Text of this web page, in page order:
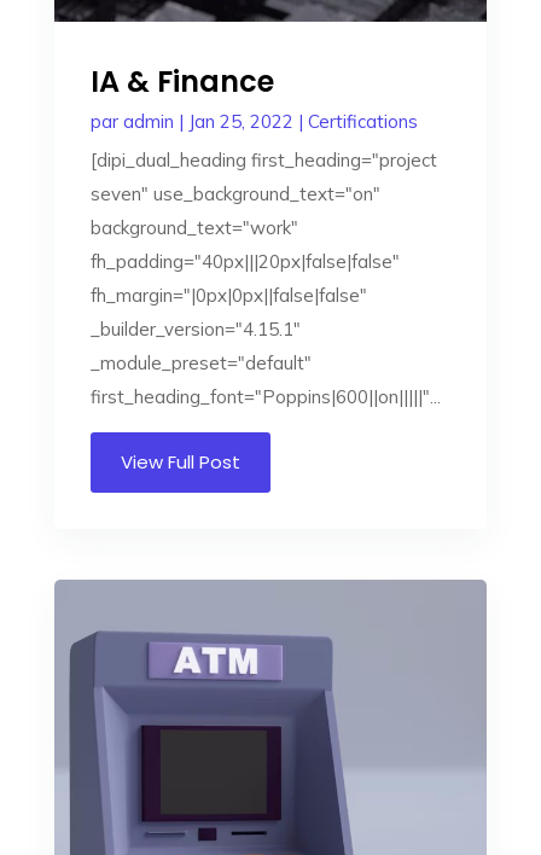
IA & Finance
par admin | Jan 25, 2022 | Certifications
[dipi_dual_heading first_heading="project
seven" use_background_text="on"
background_text="work"
fh_padding="40px|||20px|false|false"
fh_margin="|0px|0px||false|false"
_builder_version="4.15.1"
_module_preset="default"
first_heading_font="Poppins|600||on|||||"...
View Full Post